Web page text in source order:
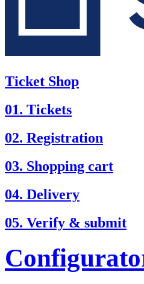
Ticket Shop
01. Tickets
02. Registration
03. Shopping cart
04. Delivery
05. Verify & submit